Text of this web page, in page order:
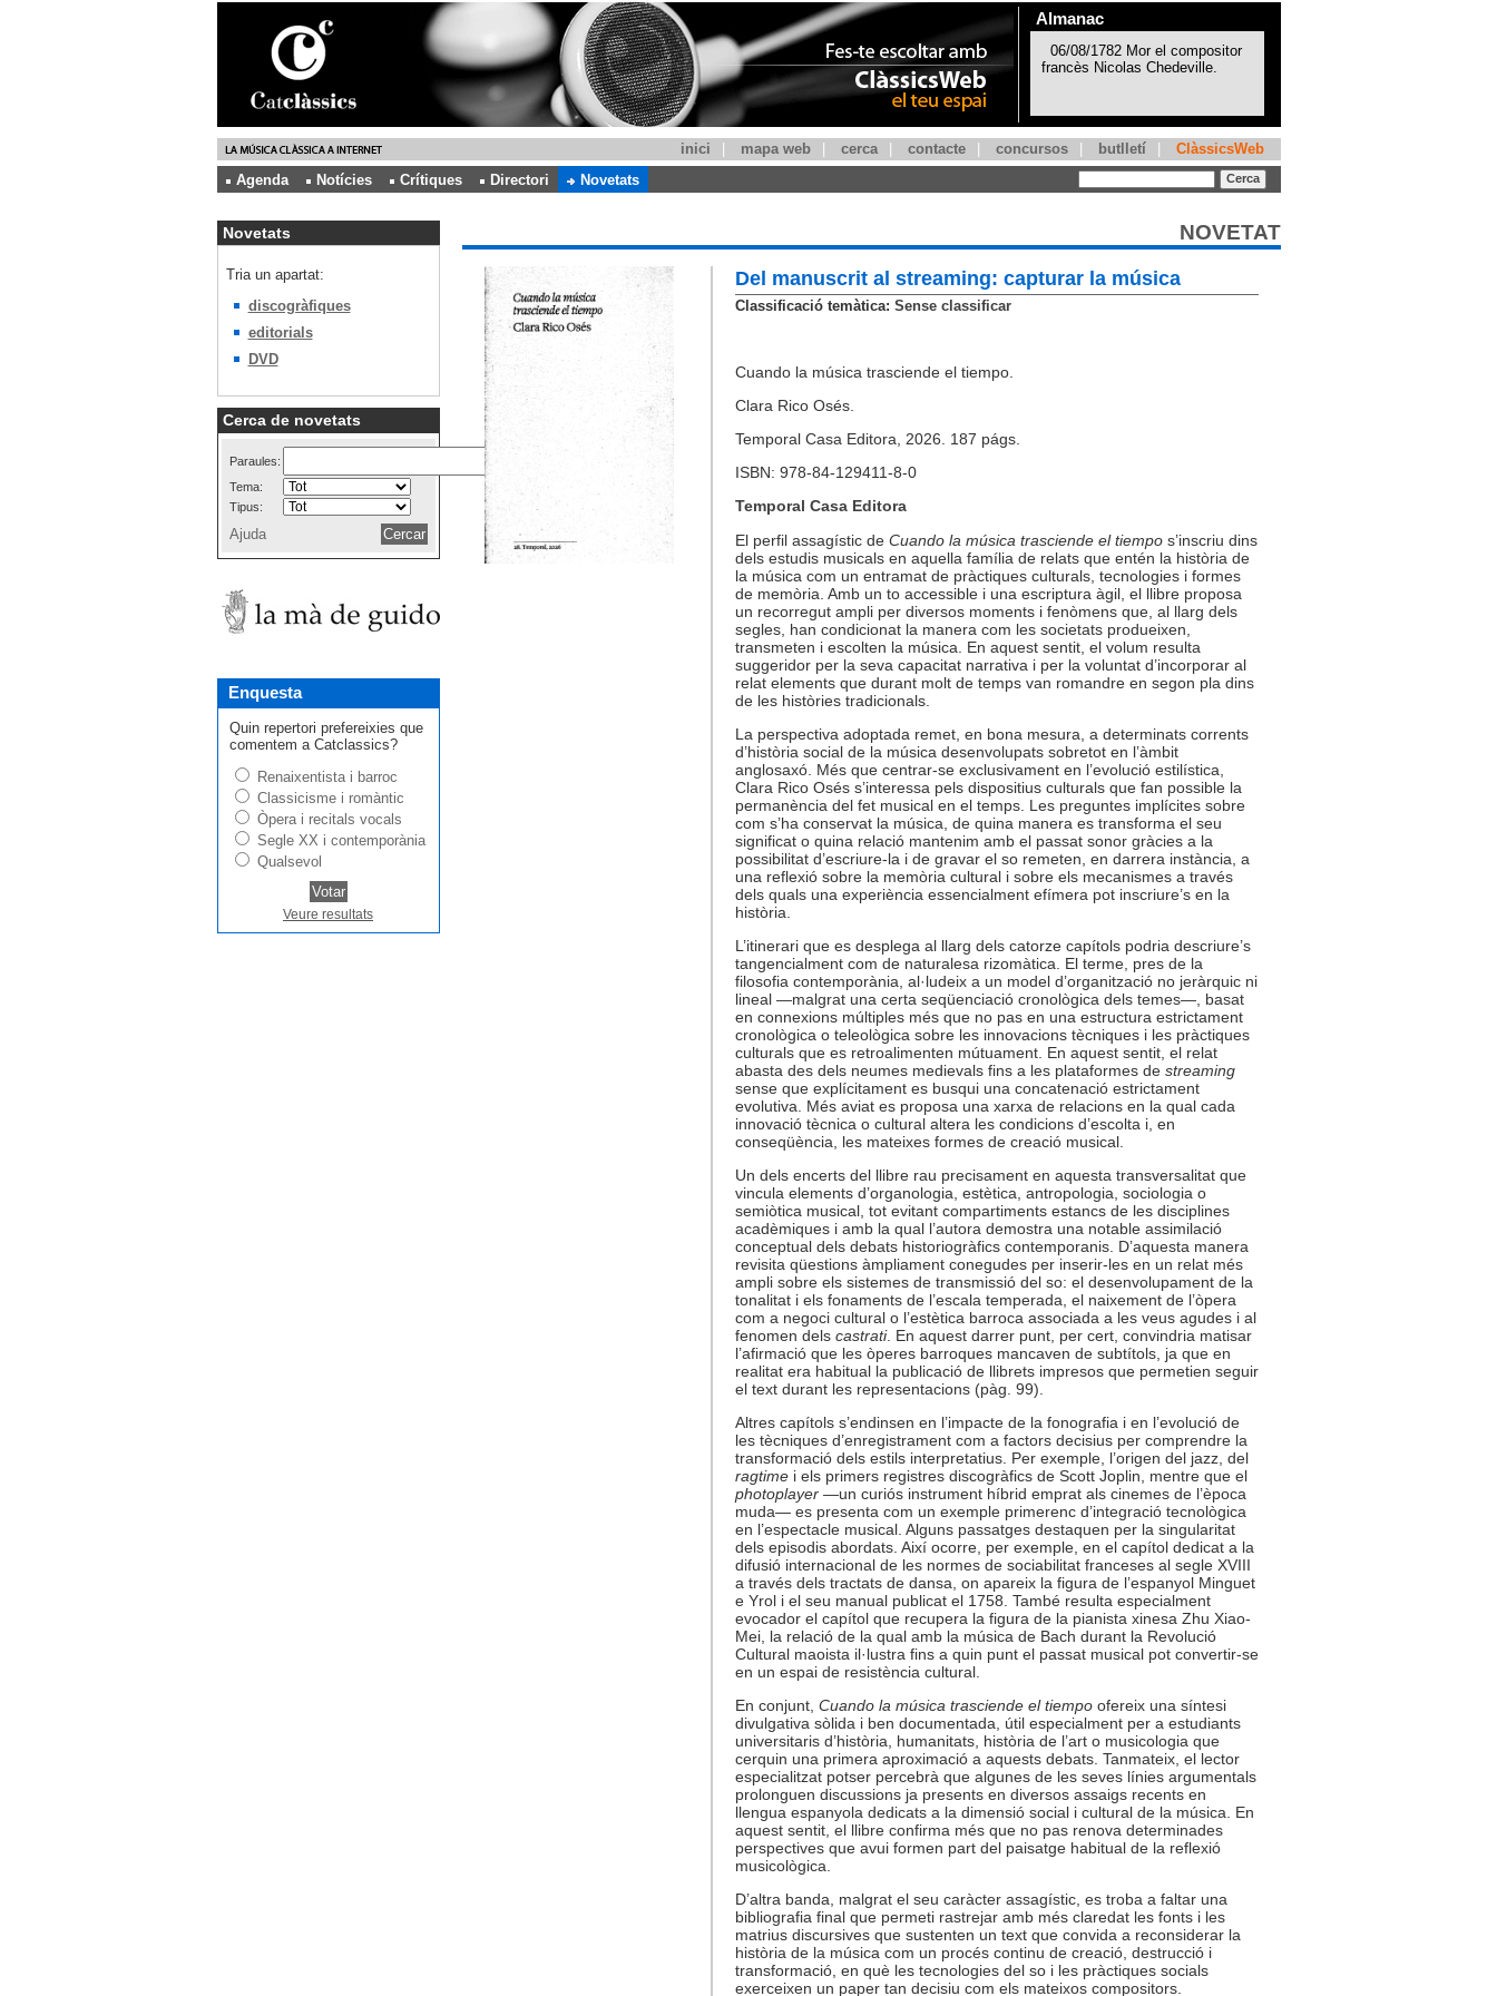
Almanac
inici mapa web cerca contacte concursos butlletí
ClàssicsWeb
Agenda
Notícies Crítiques Directori Novetats
Novetats
Tria un apartat:
discogràfiques
editorials
DVD
Cerca de novetats
Paraules:
Tema:
Tipus:
Ajuda
Enquesta
Quin repertori prefereixies que
comentem a Catclassics?
Renaixentista i barroc
Classicisme i romàntic
Òpera i recitals vocals
Segle XX i contemporània
Qualsevol
Veure resultats
NOVETAT
Del manuscrit al streaming: capturar la música
Classificació temàtica: Sense classificar
Cuando la música trasciende el tiempo.
Clara Rico Osés.
Temporal Casa Editora, 2026. 187 págs.
ISBN: 978-84-129411-8-0
Temporal Casa Editora
El perfil assagístic de Cuando la música trasciende el tiempos’inscriu dins
dels estudis musicals en aquella família de relats que entén la història de
la música com un entramat de pràctiques culturals, tecnologies i formes
de memòria. Amb un to accessible i una escriptura àgil, el llibre proposa
un recorregut ampli per diversos moments i fenòmens que, al llarg dels
segles, han condicionat la manera com les societats produeixen,
transmeten i escolten la música. En aquest sentit, el volum resulta
suggeridor per la seva capacitat narrativa i per la voluntat d’incorporar al
relat elements que durant molt de temps van romandre en segon pla dins
de les històries tradicionals.
La perspectiva adoptada remet, en bona mesura, a determinats corrents
d’història social de la música desenvolupats sobretot en l’àmbit
anglosaxó. Més que centrar-se exclusivament en l’evolució estilística,
Clara Rico Osés s’interessa pels dispositius culturals que fan possible la
permanència del fet musical en el temps. Les preguntes implícites sobre
com s’ha conservat la música, de quina manera es transforma el seu
significat o quina relació mantenim amb el passat sonor gràcies a la
possibilitat d’escriure-la i de gravar el so remeten, en darrera instància, a
una reflexió sobre la memòria cultural i sobre els mecanismes a través
dels quals una experiència essencialment efímera pot inscriure’s en la
història.
L’itinerari que es desplega al llarg dels catorze capítols podria descriure’s
tangencialment com de naturalesa rizomàtica. El terme, pres de la
filosofia contemporània, al·ludeix a un model d’organització no jeràrquic ni
lineal —malgrat una certa seqüenciació cronològica dels temes—, basat
en connexions múltiples més que no pas en una estructura estrictament
cronològica o teleològica sobre les innovacions tècniques i les pràctiques
culturals que es retroalimenten mútuament. En aquest sentit, el relat
abasta des dels neumes medievals fins a les plataformes de streaming
sense que explícitament es busqui una concatenació estrictament
evolutiva. Més aviat es proposa una xarxa de relacions en la qual cada
innovació tècnica o cultural altera les condicions d’escolta i, en
conseqüència, les mateixes formes de creació musical.
Un dels encerts del llibre rau precisament en aquesta transversalitat que
vincula elements d’organologia, estètica, antropologia, sociologia o
semiòtica musical, tot evitant compartiments estancs de les disciplines
acadèmiques i amb la qual l’autora demostra una notable assimilació
conceptual dels debats historiogràfics contemporanis. D’aquesta manera
revisita qüestions àmpliament conegudes per inserir-les en un relat més
ampli sobre els sistemes de transmissió del so: el desenvolupament de la
tonalitat i els fonaments de l’escala temperada, el naixement de l’òpera
com a negoci cultural o l’estètica barroca associada a les veus agudes i al
fenomen dels castrati. En aquest darrer punt, per cert, convindria matisar
l’afirmació que les òperes barroques mancaven de subtítols, ja que en
realitat era habitual la publicació de llibrets impresos que permetien seguir
el text durant les representacions (pàg. 99).
Altres capítols s’endinsen en l’impacte de la fonografia i en l’evolució de
les tècniques d’enregistrament com a factors decisius per comprendre la
transformació dels estils interpretatius. Per exemple, l’origen del jazz, del
ragtimei els primers registres discogràfics de Scott Joplin, mentre que el
photoplayer—un curiós instrument híbrid emprat als cinemes de l’època
muda— es presenta com un exemple primerenc d’integració tecnològica
en l’espectacle musical. Alguns passatges destaquen per la singularitat
dels episodis abordats. Així ocorre, per exemple, en el capítol dedicat a la
difusió internacional de les normes de sociabilitat franceses al segle XVIII
a través dels tractats de dansa, on apareix la figura de l’espanyol Minguet
e Yrol i el seu manual publicat el 1758. També resulta especialment
evocador el capítol que recupera la figura de la pianista xinesa Zhu Xiao-
Mei, la relació de la qual amb la música de Bach durant la Revolució
Cultural maoista il·lustra fins a quin punt el passat musical pot convertir-se
en un espai de resistència cultural.
En conjunt, Cuando la música trasciende el tiempoofereix una síntesi
divulgativa sòlida i ben documentada, útil especialment per a estudiants
universitaris d’història, humanitats, història de l’art o musicologia que
cerquin una primera aproximació a aquests debats. Tanmateix, el lector
especialitzat potser percebrà que algunes de les seves línies argumentals
prolonguen discussions ja presents en diversos assaigs recents en
llengua espanyola dedicats a la dimensió social i cultural de la música. En
aquest sentit, el llibre confirma més que no pas renova determinades
perspectives que avui formen part del paisatge habitual de la reflexió
musicològica.
D’altra banda, malgrat el seu caràcter assagístic, es troba a faltar una
bibliografia final que permeti rastrejar amb més claredat les fonts i les
matrius discursives que sustenten un text que convida a reconsiderar la
història de la música com un procés continu de creació, destrucció i
transformació, en què les tecnologies del so i les pràctiques socials
exerceixen un paper tan decisiu com els mateixos compositors.